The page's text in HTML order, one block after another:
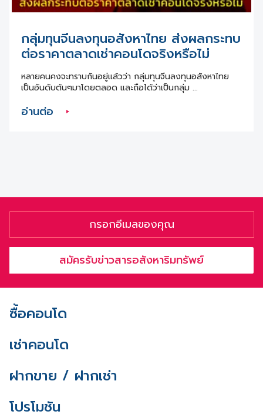
กลุ่มทุนจีนลงทุนอสังหาไทย ส่งผลกระทบ
ต่อราคาตลาดเช่าคอนโดจริงหรือไม่
หลายคนคงจะทราบกันอยู่แล้วว่า กลุ่มทุนจีนลงทุนอสังหาไทย
เป็นอันดับต้นๆมาโดยตลอด และถือได้ว่าเป็นกลุ่ม ...
อ่านต่อ
สมัครรับข่าวสารอสังหาริมทรัพย์
ซื้อคอนโด
เช่าคอนโด
ฝากขาย / ฝากเช่า
โปรโมชัน